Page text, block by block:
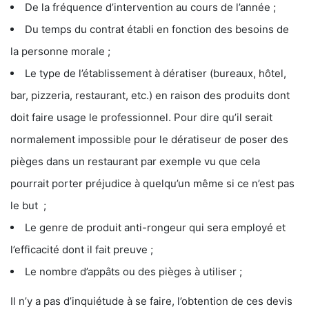
De la fréquence d’intervention au cours de l’année ;
Du temps du contrat établi en fonction des besoins de
la personne morale ;
Le type de l’établissement à dératiser (bureaux, hôtel,
bar, pizzeria, restaurant, etc.) en raison des produits dont
doit faire usage le professionnel. Pour dire qu’il serait
normalement impossible pour le dératiseur de poser des
pièges dans un restaurant par exemple vu que cela
pourrait porter préjudice à quelqu’un même si ce n’est pas
le but ;
Le genre de produit anti-rongeur qui sera employé et
l’efficacité dont il fait preuve ;
Le nombre d’appâts ou des pièges à utiliser ;
Il n’y a pas d’inquiétude à se faire, l’obtention de ces devis